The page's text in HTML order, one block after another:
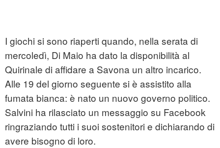
I giochi si sono riaperti quando, nella serata di
mercoledì, Di Maio ha dato la disponibilità al
Quirinale di affidare a Savona un altro incarico.
Alle 19 del giorno seguente si è assistito alla
fumata bianca: è nato un nuovo governo politico.
Salvini ha rilasciato un messaggio su Facebook
ringraziando tutti i suoi sostenitori e dichiarando di
avere bisogno di loro.